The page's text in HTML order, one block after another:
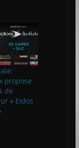
propose
de
« Eidos